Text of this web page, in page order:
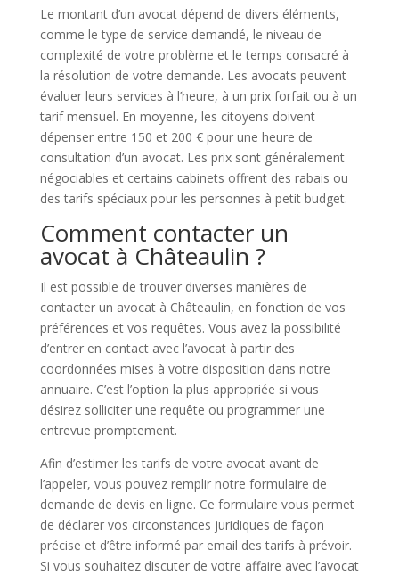
Le montant d’un avocat dépend de divers éléments,
comme le type de service demandé, le niveau de
complexité de votre problème et le temps consacré à
la résolution de votre demande. Les avocats peuvent
évaluer leurs services à l’heure, à un prix forfait ou à un
tarif mensuel. En moyenne, les citoyens doivent
dépenser entre 150 et 200 € pour une heure de
consultation d’un avocat. Les prix sont généralement
négociables et certains cabinets offrent des rabais ou
des tarifs spéciaux pour les personnes à petit budget.
Comment contacter un
avocat à Châteaulin ?
Il est possible de trouver diverses manières de
contacter un avocat à Châteaulin, en fonction de vos
préférences et vos requêtes. Vous avez la possibilité
d’entrer en contact avec l’avocat à partir des
coordonnées mises à votre disposition dans notre
annuaire. C’est l’option la plus appropriée si vous
désirez solliciter une requête ou programmer une
entrevue promptement.
Afin d’estimer les tarifs de votre avocat avant de
l’appeler, vous pouvez remplir notre formulaire de
demande de devis en ligne. Ce formulaire vous permet
de déclarer vos circonstances juridiques de façon
précise et d’être informé par email des tarifs à prévoir.
Si vous souhaitez discuter de votre affaire avec l’avocat